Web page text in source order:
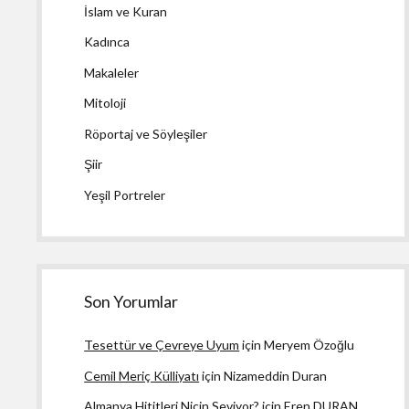
İslam ve Kuran
Kadınca
Makaleler
Mitoloji
Röportaj ve Söyleşiler
Şiir
Yeşil Portreler
Son Yorumlar
Tesettür ve Çevreye Uyum içinMeryem Özoğlu
Cemil Meriç Külliyatı içinNizameddin Duran
Almanya Hititleri Niçin Seviyor? içinEren DURAN